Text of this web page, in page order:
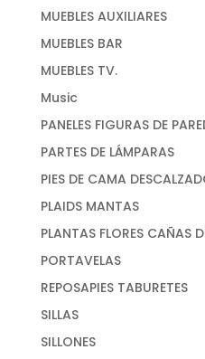
MUEBLES AUXILIARES
MUEBLES BAR
MUEBLES TV.
Music
PANELES FIGURAS DE
PARTES DE LÁMPARAS
PIES DE CAMA
PLAIDS MANTAS
PLANTAS FLORES CAÑAS
PORTAVELAS
REPOSAPIES TABURETES
SILLAS
SILLONES